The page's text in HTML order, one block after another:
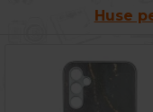
Huse